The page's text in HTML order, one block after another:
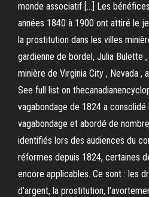
monde associatif […] Les
années 1840 à 1900 ont attiré le
la prostitution dans les villes
gardienne de bordel, Julia Bulette
minière de Virginia City , Nevada ,
See full list on
vagabondage de 1824 a
vagabondage et abordé de
identifiés lors des audiences du
réformes depuis 1824, certaines
encore applicables. Ce sont : les
d’argent, la prostitution,